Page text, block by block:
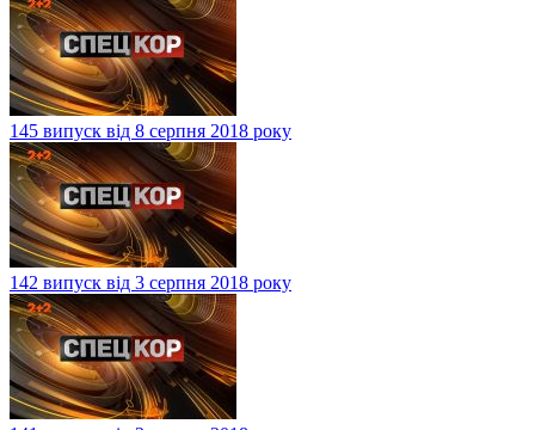
145 випуск від 8 серпня 2018 року
142 випуск від 3 серпня 2018 року